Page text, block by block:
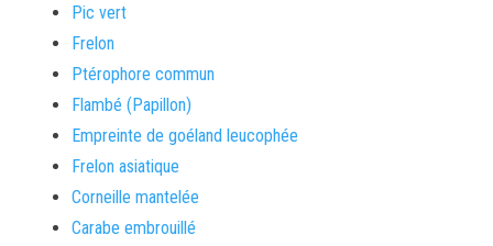
Pic vert
Frelon
Ptérophore commun
Flambé (Papillon)
Empreinte de goéland leucophée
Frelon asiatique
Corneille mantelée
Carabe embrouillé